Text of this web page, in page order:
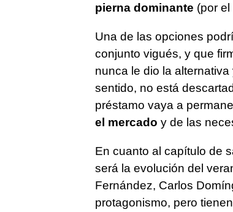
pierna dominante (por
Una de las opciones
conjunto vigués, y que
nunca le dio la alternativa
sentido, no está
préstamo vaya a
el mercado y de las
En cuanto al capítulo de
será la evolución del
Fernández, Carlos
protagonismo, pero